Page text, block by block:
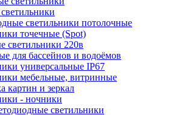
светильники потолочные
точечные (Spot)
светильники 220в
для бассейнов и водоёмов
универсальные IP67
мебельные, витринные
картин и зеркал
- ночники